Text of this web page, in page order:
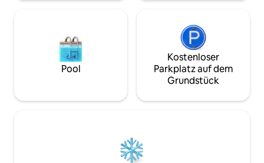
und Hängematten.
Pool
Kostenloser
Parkplatz auf dem
Grundstück